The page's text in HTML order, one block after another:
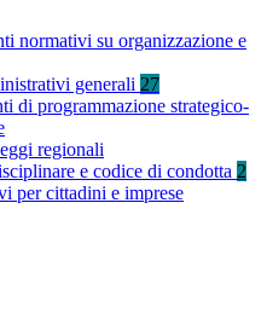
normativi su organizzazione e
generali 27
di programmazione strategico-
regionali
e codice di condotta 2
per cittadini e imprese